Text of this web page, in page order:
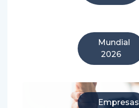
Mundial
2026
Empresas